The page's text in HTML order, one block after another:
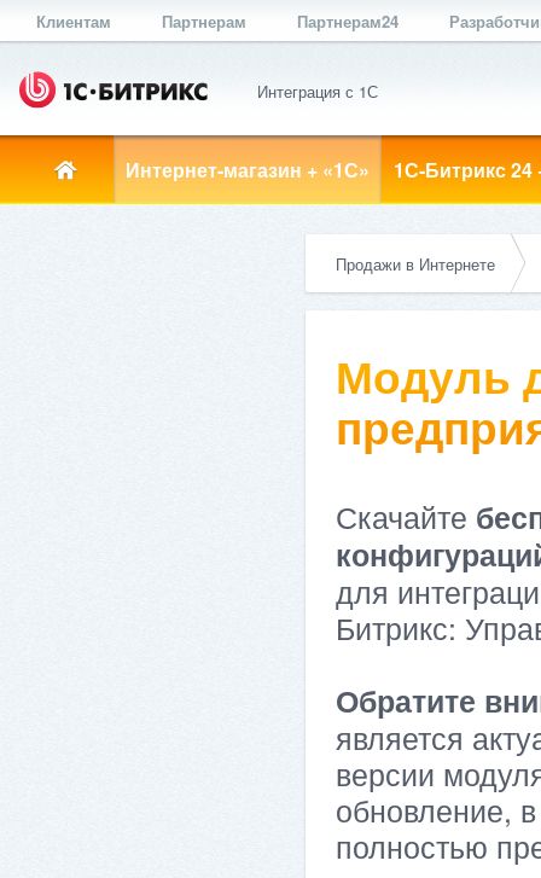
Клиентам Партнерам Партнерам24
Интеграция с 1С
Интернет-магазин + «1С» 1С-Битрикс 24
Продажи в Интернете
Модуль
Скачайте
для
Битрикс:
Обратите
является
версии
обновление,
полностью